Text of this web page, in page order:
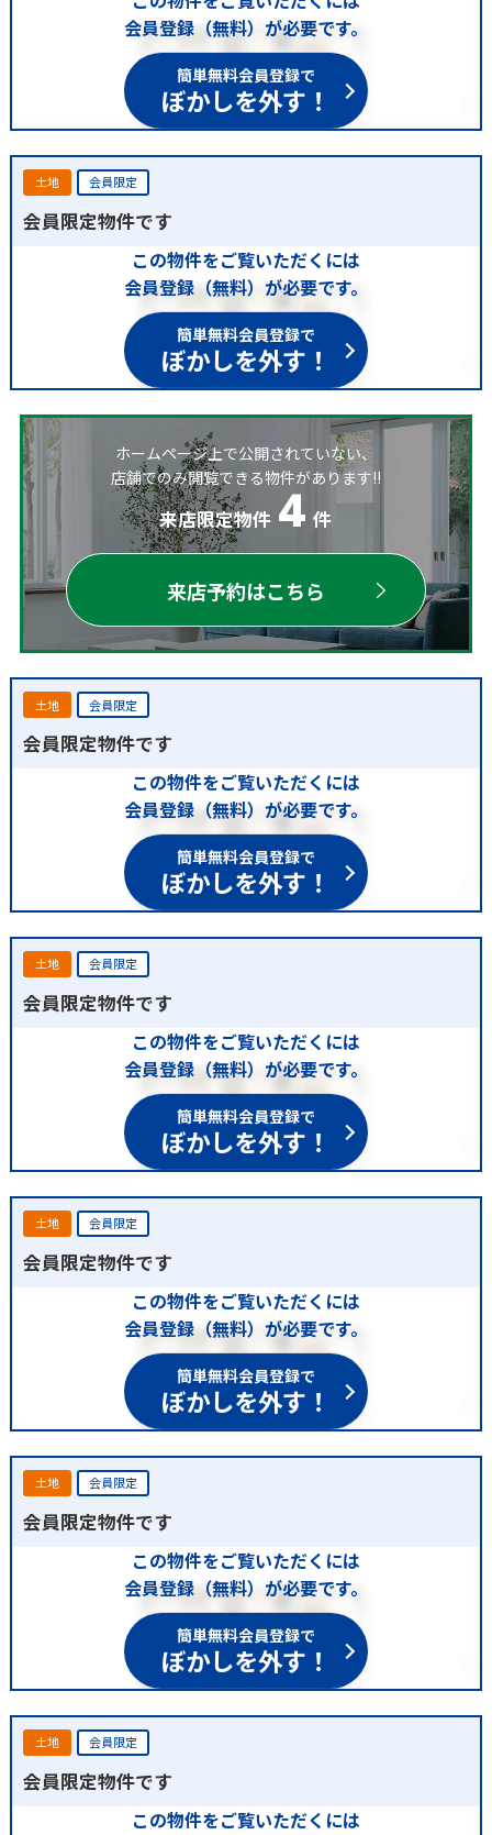
会員登録（無料）が必要です。
簡単無料会員登録で
ぼかしを外す！
土地 会員限定
会員限定物件です
この物件をご覧いただくには
会員登録（無料）が必要です。
簡単無料会員登録で
ぼかしを外す！
ホームページ上で公開されていない、
店舗でのみ閲覧できる物件があります!!
来店限定物件 4 件
来店予約はこちら
土地 会員限定
会員限定物件です
この物件をご覧いただくには
会員登録（無料）が必要です。
簡単無料会員登録で
ぼかしを外す！
土地 会員限定
会員限定物件です
この物件をご覧いただくには
会員登録（無料）が必要です。
簡単無料会員登録で
ぼかしを外す！
土地 会員限定
会員限定物件です
この物件をご覧いただくには
会員登録（無料）が必要です。
簡単無料会員登録で
ぼかしを外す！
土地 会員限定
会員限定物件です
この物件をご覧いただくには
会員登録（無料）が必要です。
簡単無料会員登録で
ぼかしを外す！
土地 会員限定
会員限定物件です
この物件をご覧いただくには